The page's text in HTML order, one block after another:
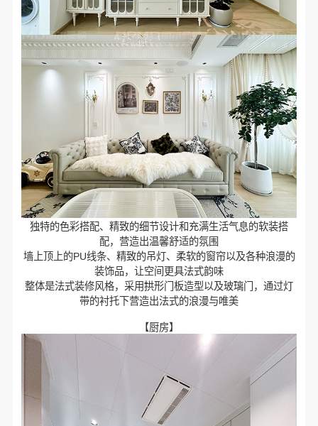
独特的色彩搭配、精致的细节设计和充满生活气息的软装搭
配，营造出温馨舒适的氛围
墙上顶上的PU线条、精致的吊灯、柔软的窗帘以及各种浪漫的
装饰品，让空间更具法式韵味
整体是法式装修风格，采用拱形门板造型以及玻璃门，通过灯
带的衬托下营造出法式的浪漫与唯美
【厨房】